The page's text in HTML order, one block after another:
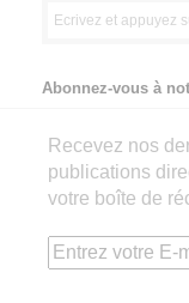
Abonnez-vous à
Recevez nos
publications
votre boîte de